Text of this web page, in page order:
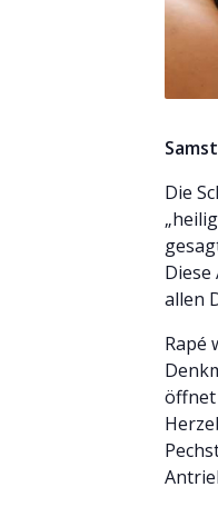
Die
allen
Rapé
öffnet